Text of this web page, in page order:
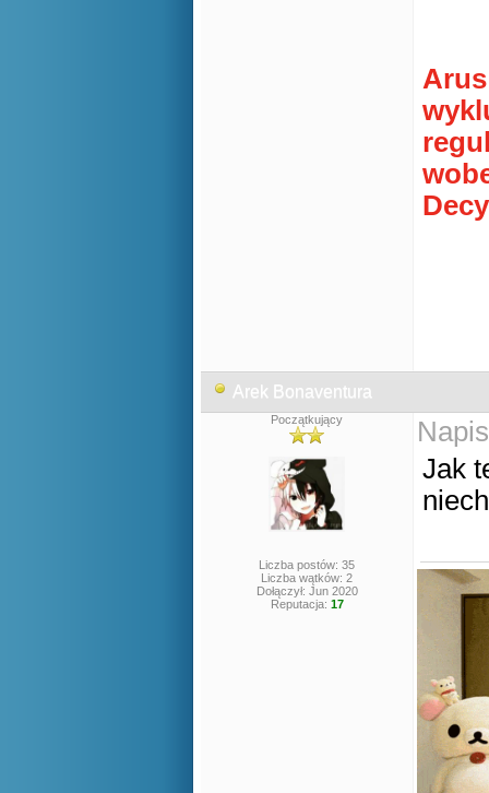
Arek Bonaventura
Początkujący
Liczba postów: 35
Liczba wątków: 2
Dołączył: Jun 2020
Reputacja: 17
Jak